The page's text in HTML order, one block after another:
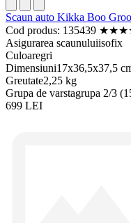
Scaun auto Kikka Boo
Cod produs: 135439 ★★★
Asigurarea scaunuluiisofix
Culoaregri
Dimensiuni17x36,5x37,5
Greutate2,25 kg
Grupa de varstagrupa 2/3
699 LEI